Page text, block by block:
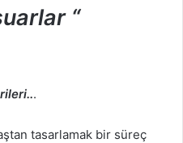
“
.
tasarlamak bir süreç